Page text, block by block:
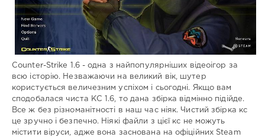
Counter-Strike 1.6 - одна з найпопулярніших відеоігор за
всю історію. Незважаючи на великий вік, шутер
користується величезним успіхом і сьогодні. Якщо вам
сподобалася чиста КС 1.6, то дана збірка відмінно підійде.
Все ж без різноманітності в наш час ніяк. Чистий збірка кс
це зручно і безпечно. Ніякі файли з цієї кс не можуть
містити віруси, адже вона заснована на офіційних Steam